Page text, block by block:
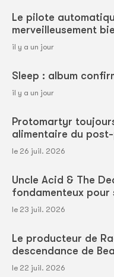
Le pilote
merveilleusement
il y a un jour
Sleep : album
il y a un jour
Protomartyr
alimentaire du
le 26 juil. 2026
Uncle Acid & The
fondamenteux pour
le 23 juil. 2026
Le producteur de
descendance de
le 22 juil. 2026